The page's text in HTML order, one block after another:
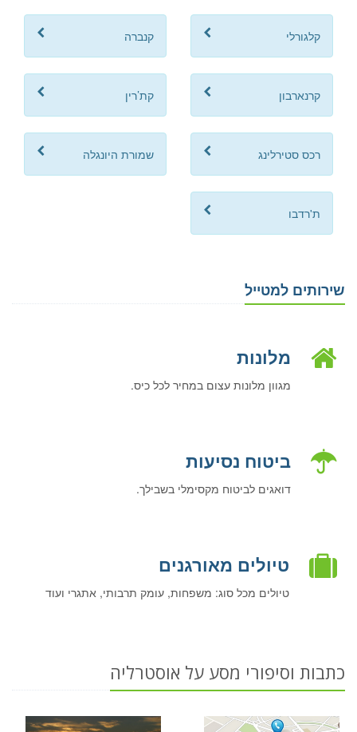
קלגורלי קנברה
קרנארבון קת’רין
רכס סטירלינג שמורת היונגלה
ת'רדבו
שירותים למטייל
מלונות
מגוון מלונות עצום במחיר לכל כיס.
ביטוח נסיעות
דואגים לביטוח מקסימלי בשבילך.
טיולים מאורגנים
טיולים מכל סוג: משפחות, עומק תרבותי, אתגרי ועוד
כתבות וסיפורי מסע על אוסטרליה